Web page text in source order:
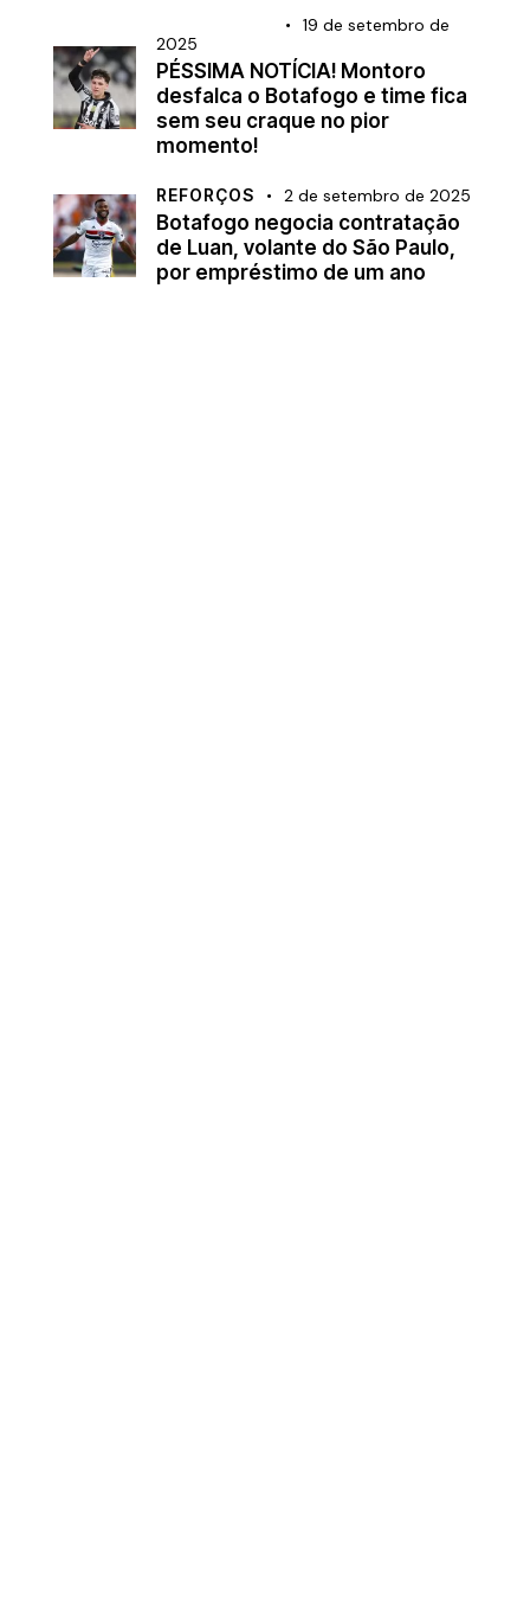
19 de setembro de
2025
PÉSSIMA NOTÍCIA! Montoro
desfalca o Botafogo e time fica
sem seu craque no pior
momento!
REFORÇOS 2 de setembro de 2025
Botafogo negocia contratação
de Luan, volante do São Paulo,
por empréstimo de um ano